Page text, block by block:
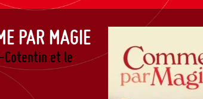
PAR MAGIE
Cotentin et le